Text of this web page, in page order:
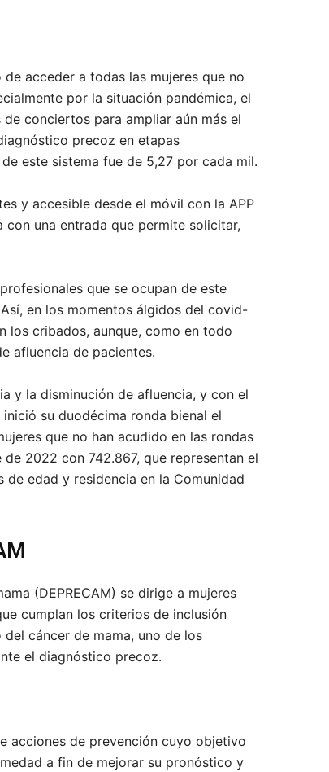
acceder a todas las mujeres que no
por la situación pandémica, el
conciertos para ampliar aún más el
precoz en etapas
este sistema fue de 5,27 por cada mil.
y accesible desde el móvil con la APP
una entrada que permite solicitar,
que se ocupan de este
en los momentos álgidos del covid-
los cribados, aunque, como en todo
afluencia de pacientes.
y la disminución de afluencia, y con el
su duodécima ronda bienal el
que no han acudido en las rondas
2022 con 742.867, que representan el
edad y residencia en la Comunidad
(DEPRECAM) se dirige a mujeres
cumplan los criterios de inclusión
cáncer de mama, uno de los
el diagnóstico precoz.
acciones de prevención cuyo objetivo
a fin de mejorar su pronóstico y